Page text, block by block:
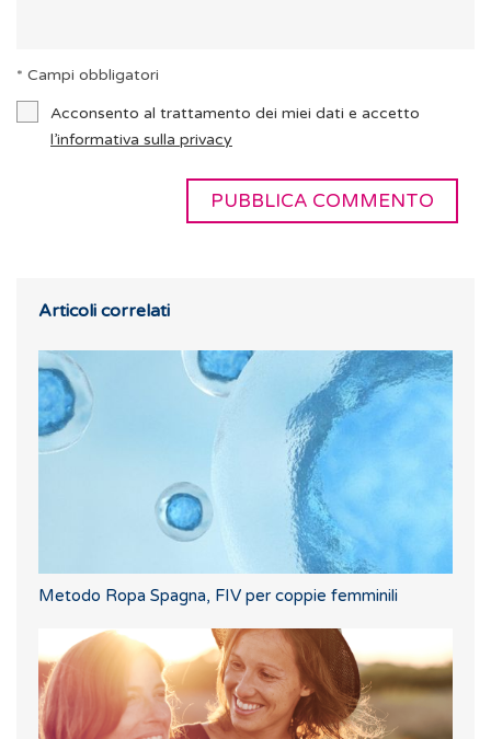
* Campi obbligatori
Acconsento al trattamento dei miei dati e accetto
l’informativa sulla privacy
Articoli correlati
Metodo Ropa Spagna, FIV per coppie femminili